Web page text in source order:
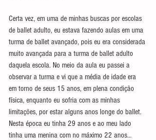
Certa vez, em uma de minhas buscas por escolas
de ballet adulto, eu estava fazendo aulas em uma
turma de ballet avançado, pois eu era considerada
muito avançada para a turma de ballet adulto
daquela escola. No meio da aula eu passei a
observar a turma e vi que a média de idade era
em torno de seus 15 anos, em plena condição
física, enquanto eu sofria com as minhas
limitações, por estar alguns anos longe do ballet.
Nesta época eu tinha 29 anos e ao meu lado
tinha uma menina com no máximo 22 anos...